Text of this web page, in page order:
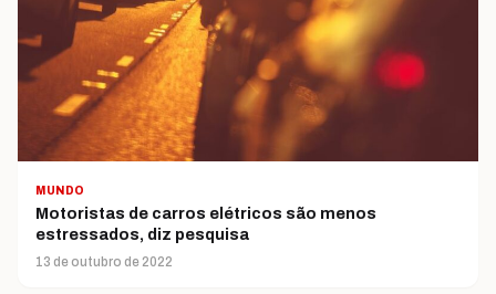
MUNDO
Motoristas de carros elétricos são menos
estressados, diz pesquisa
13 de outubro de 2022